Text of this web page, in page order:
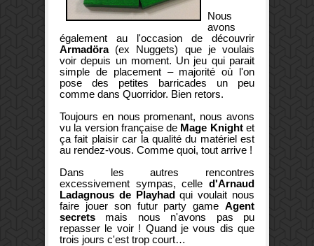
Nous
avons
également au l'occasion de découvrir
Armadöra(ex Nuggets) que je voulais
voir depuis un moment. Un jeu qui parait
simple de placement – majorité où l'on
pose des petites barricades un peu
comme dans Quorridor. Bien retors.
Toujours en nous promenant, nous avons
vu la version française de Mage Knightet
ça fait plaisir car la qualité du matériel est
au rendez-vous. Comme quoi, tout arrive !
Dans les autres rencontres
excessivement sympas, celle d'Arnaud
Ladagnous de Playhadqui voulait nous
faire jouer son futur party game Agent
secrets mais nous n'avons pas pu
repasser le voir ! Quand je vous dis que
trois jours c'est trop court…